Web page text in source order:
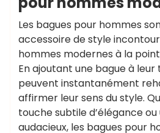
Les bagues pour hommes
accessoire de style
hommes modernes à la
En ajoutant une bague à leur
peuvent instantanément
affirmer leur sens du style.
touche subtile d’élégance
audacieux, les bagues pour